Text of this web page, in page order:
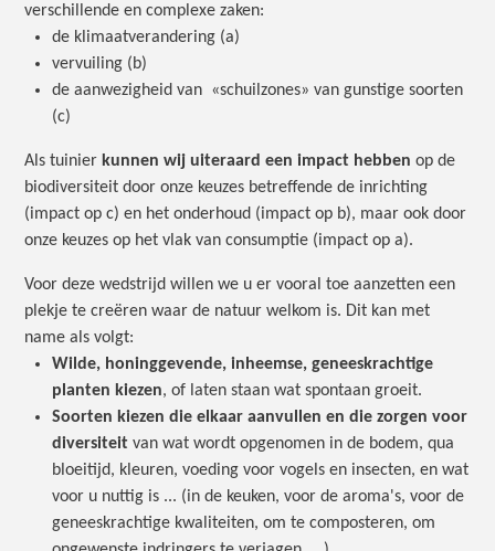
verschillende en complexe zaken:
de klimaatverandering (a)
vervuiling (b)
de aanwezigheid van «schuilzones» van gunstige soorten
(c)
Als tuinier kunnen wij uiteraard een impact hebben op de
biodiversiteit door onze keuzes betreffende de inrichting
(impact op c) en het onderhoud (impact op b), maar ook door
onze keuzes op het vlak van consumptie (impact op a).
Voor deze wedstrijd willen we u er vooral toe aanzetten een
plekje te creëren waar de natuur welkom is. Dit kan met
name als volgt:
Wilde, honinggevende, inheemse, geneeskrachtige
planten kiezen, of laten staan wat spontaan groeit.
Soorten kiezen die elkaar aanvullen en die zorgen voor
diversiteit van wat wordt opgenomen in de bodem, qua
bloeitijd, kleuren, voeding voor vogels en insecten, en wat
voor u nuttig is ... (in de keuken, voor de aroma's, voor de
geneeskrachtige kwaliteiten, om te composteren, om